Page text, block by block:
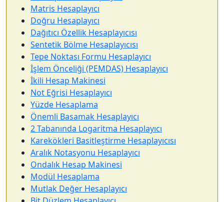
Matris Hesaplayıcı
Doğru Hesaplayıcı
Dağıtıcı Özellik Hesaplayıcısı
Sentetik Bölme Hesaplayıcısı
Tepe Noktası Formu Hesaplayıcı
İşlem Önceliği (PEMDAS) Hesaplayıcı
İkili Hesap Makinesi
Not Eğrisi Hesaplayıcı
Yüzde Hesaplama
Önemli Basamak Hesaplayıcı
2 Tabanında Logaritma Hesaplayıcı
Karekökleri Basitleştirme Hesaplayıcısı
Aralık Notasyonu Hesaplayıcı
Ondalık Hesap Makinesi
Modül Hesaplama
Mutlak Değer Hesaplayıcı